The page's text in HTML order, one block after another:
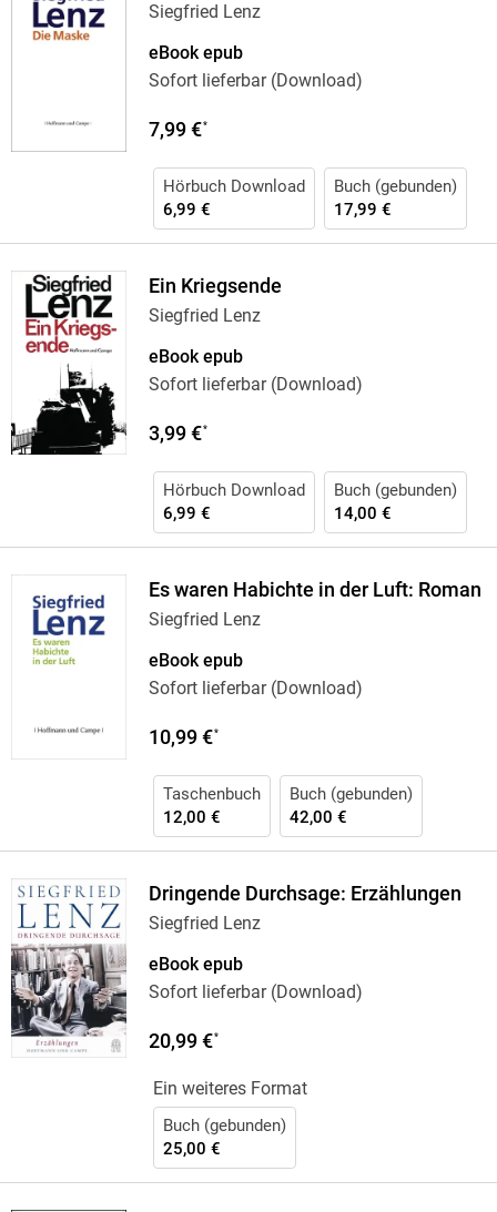
Siegfried Lenz
eBook epub
Sofort lieferbar (Download)
7,99 €*
Hörbuch Download
6,99 €
Buch (gebunden)
17,99 €
Ein Kriegsende
Siegfried Lenz
eBook epub
Sofort lieferbar (Download)
3,99 €*
Hörbuch Download
6,99 €
Buch (gebunden)
14,00 €
Es waren Habichte in der Luft: Roman
Siegfried Lenz
eBook epub
Sofort lieferbar (Download)
10,99 €*
Taschenbuch
12,00 €
Buch (gebunden)
42,00 €
Dringende Durchsage: Erzählungen
Siegfried Lenz
eBook epub
Sofort lieferbar (Download)
20,99 €*
Ein weiteres Format
Buch (gebunden)
25,00 €